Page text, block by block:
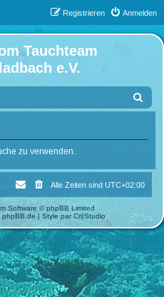
Anmelden
Registrieren
Tauchteam
e.V.
u
zu verwenden.
Alle Zeiten sind UTC+02:00
Software © phpBB Limited
phpBB.de | Style par Cri|Studio